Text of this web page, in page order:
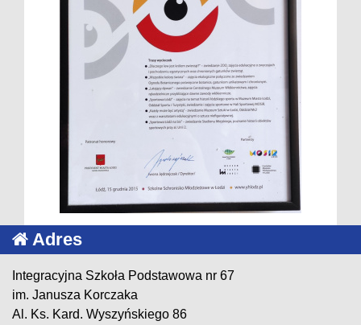
Adres
Integracyjna Szkoła Podstawowa nr 67
im. Janusza Korczaka
Al. Ks. Kard. Wyszyńskiego 86